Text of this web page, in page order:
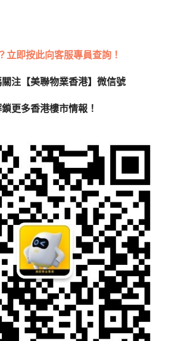
立即按此向客服專員查詢！
注【美聯物業香港】微信號
更多香港樓市情報！